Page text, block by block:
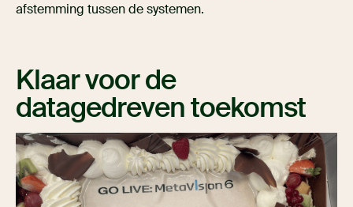
afstemming tussen de systemen.
Klaar voor de
datagedreven toekomst